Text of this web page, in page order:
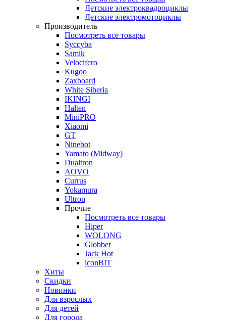
Детские электроквадроциклы
Детские электромотоциклы
Производитель
Посмотреть все товары
Syccyba
Samik
Velocifero
Kugoo
Zaxboard
White Siberia
IKINGI
Halten
MiniPRO
Xiaomi
GT
Ninebot
Yamato (Midway)
Dualtron
AOVO
Currus
Yokamura
Ultron
Прочие
Посмотреть все товары
Hiper
WOLONG
Globber
Jack Hot
iconBIT
Хиты
Скидки
Новинки
Для взрослых
Для детей
Для города